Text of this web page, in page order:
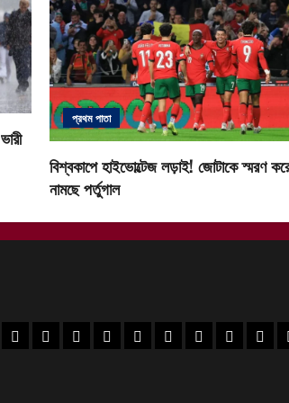
প্রথম পাতা
বিশ্বকাপে হাইভোল্টেজ লড়াই! জোটাকে স্মরণ
নামছে পর্তুগাল
২৪ পরগনা খবর
উত্তর ২৪ পরগনা খবর
হুগলি খবরনদিয়া খবরপূর্ব মেদিনীপুর খবর
পশ্চিম মেদিনীপুর খবর
ঝাড়গ্রাম খবর
পুরুলিয়া খবর
বাঁকুড়া খবর